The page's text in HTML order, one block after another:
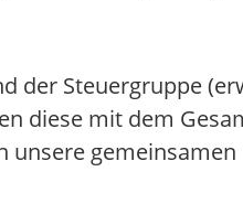
der Steuergruppe
diese mit dem